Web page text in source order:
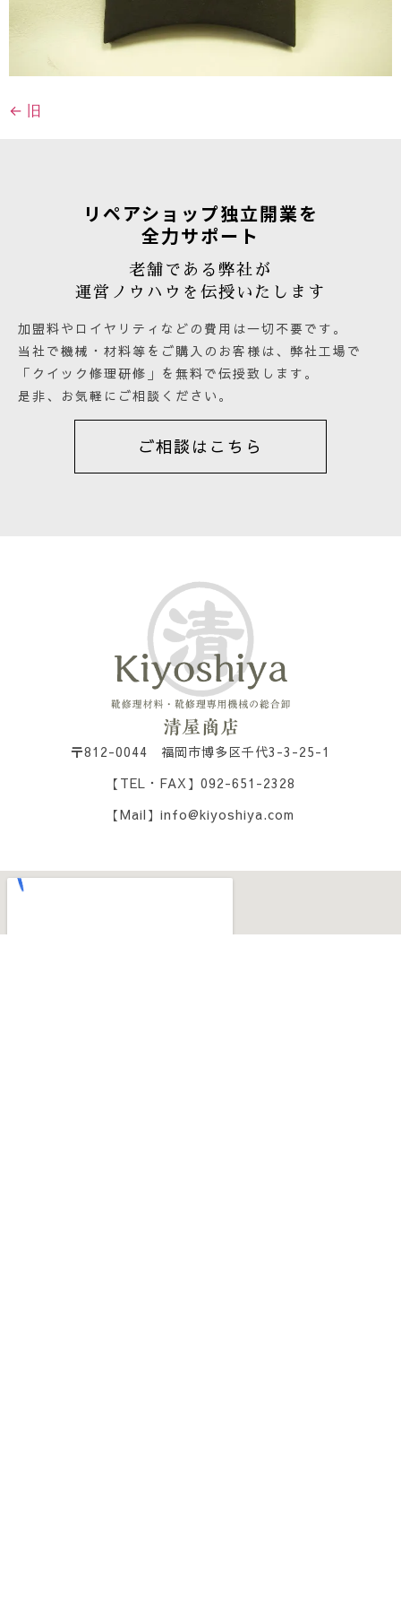
← 旧
リペアショップ独立開業を
全力サポート
老舗である弊社が
運営ノウハウを伝授いたします
加盟料やロイヤリティなどの費用は一切不要です。
当社で機械・材料等をご購入のお客様は、弊社工場で
「クイック修理研修」を無料で伝授致します。
是非、お気軽にご相談ください。
ご相談はこちら
〒812-0044 福岡市博多区千代3-3-25-1
【TEL・FAX】092-651-2328
【Mail】info@kiyoshiya.com